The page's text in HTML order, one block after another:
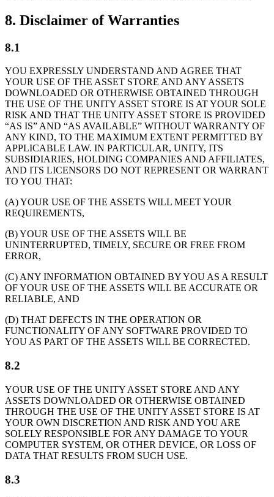
8. Disclaimer of Warranties
8.1
YOU EXPRESSLY UNDERSTAND AND AGREE THAT
YOUR USE OF THE ASSET STORE AND ANY ASSETS
DOWNLOADED OR OTHERWISE OBTAINED THROUGH
THE USE OF THE UNITY ASSET STORE IS AT YOUR SOLE
RISK AND THAT THE UNITY ASSET STORE IS PROVIDED
“AS IS” AND “AS AVAILABLE” WITHOUT WARRANTY OF
ANY KIND, TO THE MAXIMUM EXTENT PERMITTED BY
APPLICABLE LAW. IN PARTICULAR, UNITY, ITS
SUBSIDIARIES, HOLDING COMPANIES AND AFFILIATES,
AND ITS LICENSORS DO NOT REPRESENT OR WARRANT
TO YOU THAT:
(A) YOUR USE OF THE ASSETS WILL MEET YOUR
REQUIREMENTS,
(B) YOUR USE OF THE ASSETS WILL BE
UNINTERRUPTED, TIMELY, SECURE OR FREE FROM
ERROR,
(C) ANY INFORMATION OBTAINED BY YOU AS A RESULT
OF YOUR USE OF THE ASSETS WILL BE ACCURATE OR
RELIABLE, AND
(D) THAT DEFECTS IN THE OPERATION OR
FUNCTIONALITY OF ANY SOFTWARE PROVIDED TO
YOU AS PART OF THE ASSETS WILL BE CORRECTED.
8.2
YOUR USE OF THE UNITY ASSET STORE AND ANY
ASSETS DOWNLOADED OR OTHERWISE OBTAINED
THROUGH THE USE OF THE UNITY ASSET STORE IS AT
YOUR OWN DISCRETION AND RISK AND YOU ARE
SOLELY RESPONSIBLE FOR ANY DAMAGE TO YOUR
COMPUTER SYSTEM, OR OTHER DEVICE, OR LOSS OF
DATA THAT RESULTS FROM SUCH USE.
8.3